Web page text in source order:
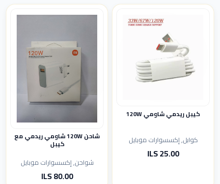
كيبل ريدمي شاومي 120W
كوابل, إكسسوارات موبايل
25.00 ILS
شاحن 120W شاومي ريدمي مع
كيبل
شواحن, إكسسوارات موبايل
80.00 ILS